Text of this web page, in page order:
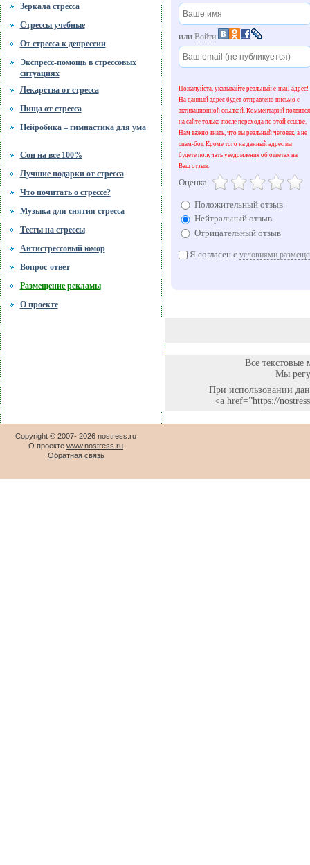
Зеркала стресса
Стрессы учебные
От стресса к депрессии
Экспресс-помощь в стрессовых
ситуациях
Лекарства от стресса
Пища от стресса
Нейробика – гимнастика для ума
Сон на все 100%
Лучшие подарки от стресса
Что почитать о стрессе?
Музыка для снятия стресса
Тесты на стрессы
Антистрессовый юмор
Вопрос-ответ
Размещение рекламы
О проекте
или Войти
Пожалуйста, указывайте реальный e-mail адрес!
На данный адрес будет отправлено письмо с
активационной ссылкой. Комментарий появится
на сайте только после перехода по этой ссылке.
Нам важно знать, что вы реальный человек, а не
спам-бот. Кроме того на данный адрес вы
будете получать уведомления об ответах на
Ваш отзыв.
Оценка
Положительный отзыв
Нейтральный отзыв
Отрицательный отзыв
Я согласен с условиями
Все текстовые
Мы
При использовании
<a href=”https://
Copyright © 2007- 2026 nostress.ru
О проекте www.nostress.ru
Обратная связь